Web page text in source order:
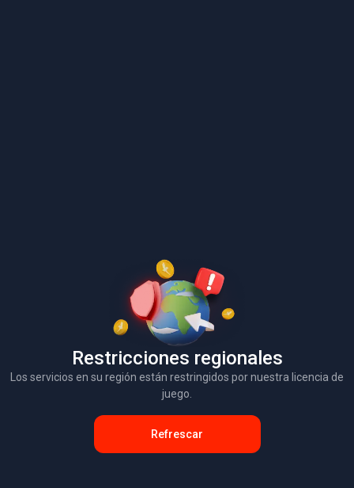
Restricciones regionales
Los servicios en su región están restringidos por nuestra licencia de
juego.
Refrescar